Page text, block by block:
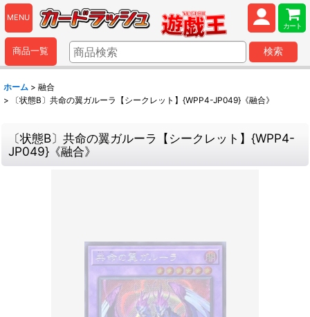
MENU
カート
商品一覧 検索
ホーム > 融合
>
〔状態B〕共命の翼ガルーラ【シークレット】{WPP4-JP049}《融合》
〔状態B〕共命の翼ガルーラ【シークレット】{WPP4-
JP049}《融合》